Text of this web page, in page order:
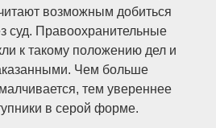
возможным добиться
суд. Правоохранительные
к такому положению дел и
Чем больше
тем увереннее
в серой форме.